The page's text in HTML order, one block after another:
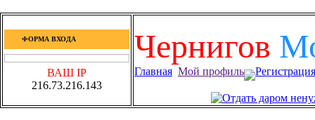
ФОРМА ВХОДА
ВАШ IP
216.73.216.143
Чернигов
Главная Мой профиль Регистрация